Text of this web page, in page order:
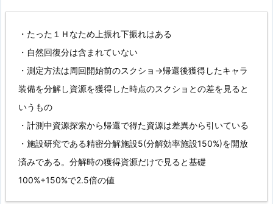
・たった１Ｈなため上振れ下振れはある
・自然回復分は含まれていない
・測定方法は周回開始前のスクショ→帰還後獲得したキャラ
装備を分解し資源を獲得した時点のスクショとの差を見ると
いうもの
・計測中資源探索から帰還で得た資源は差異から引いている
・施設研究である精密分解施設5(分解効率施設150%)を開放
済みである。分解時の獲得資源だけで見ると基礎
100%+150%で2.5倍の値